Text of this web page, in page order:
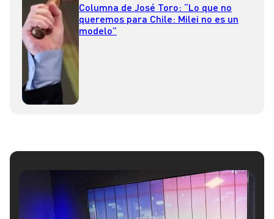
Columna de José Toro: “Lo que no
queremos para Chile: Milei no es un
modelo”